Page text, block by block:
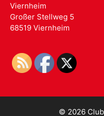
Viernheim
Großer Stellweg 5
68519 Viernheim
© 2026